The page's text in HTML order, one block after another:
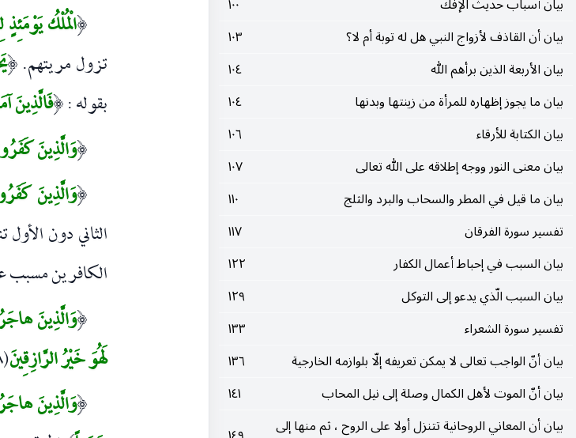
بيان أن القاذف لأزواج النبي هل له توبة أم لا؟
١٠٣
بيان الأربعة الذين برأهم الله
١٠٤
بيان ما يجوز إظهاره للمرأة من زينتها وبدنها
١٠٤
بيان الكتابة للأرقاء
١٠٦
بيان معنى النور ووجه إطلاقه على الله تعالى
١٠٧
بيان ما قيل في المطر والسحاب والبرد والثلج
١١٠
تفسير سورة الفرقان
١١٧
بيان السبب في إحباط أعمال الكفار
١٢٢
بيان السبب الّذي يدعو إلى التوكل
١٢٩
تفسير سورة الشعراء
١٣٣
بيان أنّ الواجب تعالى لا يمكن تعريفه إلّا بلوازمه الخارجية
١٣٦
بيان أنّ الموت لأهل الكمال وصلة إلى نيل المحاب
١٤١
بيان أن المعاني الروحانية تتنزل أولا على الروح ، ثم منها إلى
(الْمُلْكُ يَوْمَئِذٍ
تزول مريتهم. (
بقوله : (فَالَّذِينَ
(وَالَّذِينَ
(وَالَّذِينَ
الثاني دون
الكافرين مسبب
(وَالَّذِينَ
لَهُوَ خَيْرُ الرَّازِقِينَ(٥٨)
(وَالَّذِينَ